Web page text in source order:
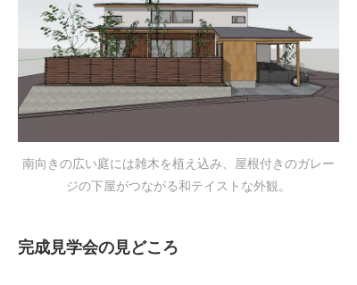
南向きの広い庭には雑木を植え込み、屋根付きのガレー
ジの下屋がつながる和テイストな外観。
完成見学会の見どころ